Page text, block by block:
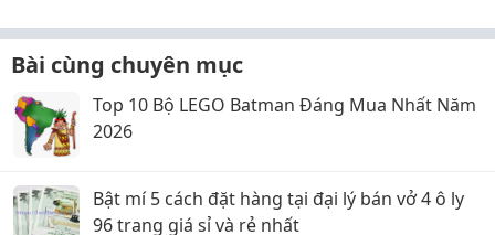
Bài cùng chuyên mục
Top 10 Bộ LEGO Batman Đáng Mua Nhất Năm
2026
Bật mí 5 cách đặt hàng tại đại lý bán vở 4 ô ly
96 trang giá sỉ và rẻ nhất